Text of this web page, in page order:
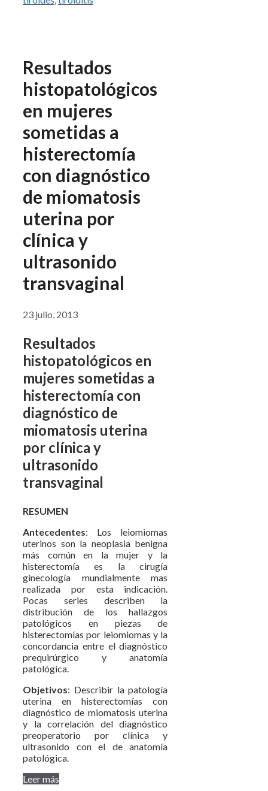
Resultados
histopatológicos
en mujeres
sometidas a
histerectomía
con diagnóstico
de miomatosis
uterina por
clínica y
ultrasonido
transvaginal
23 julio, 2013
Resultados
histopatológicos en
mujeres sometidas a
histerectomía con
diagnóstico de
miomatosis uterina
por clínica y
ultrasonido
transvaginal
RESUMEN
Antecedentes: Los leiomiomas
uterinos son la neoplasia benigna
más común en la mujer y la
histerectomía es la cirugía
ginecología mundialmente mas
realizada por esta indicación.
Pocas series describen la
distribución de los hallazgos
patológicos en piezas de
histerectomías por leiomiomas y la
concordancia entre el diagnóstico
prequirúrgico y anatomía
patológica.
Objetivos: Describir la patología
uterina en histerectomías con
diagnóstico de miomatosis uterina
y la correlación del diagnóstico
preoperatorio por clínica y
ultrasonido con el de anatomía
patológica.
Leer más